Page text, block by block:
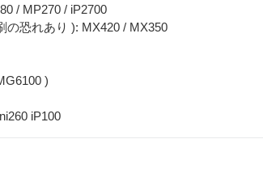
/ MP270 / iP2700
の恐れあり ): MX420 / MX350
)
iP100